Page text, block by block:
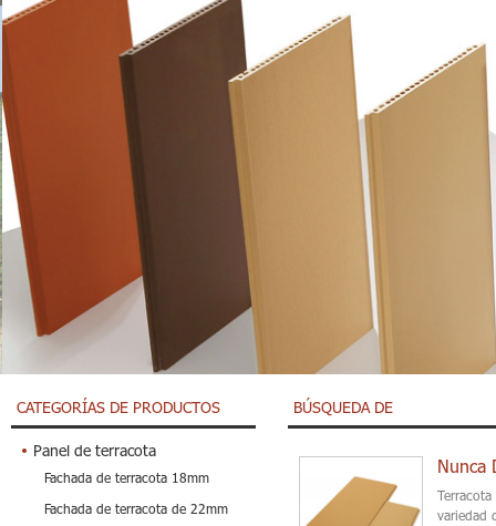
CATEGORÍAS DE PRODUCTOS
Panel de terracota
Fachada de terracota 18mm
Fachada de terracota de 22mm
BÚSQUEDA DE
variedad